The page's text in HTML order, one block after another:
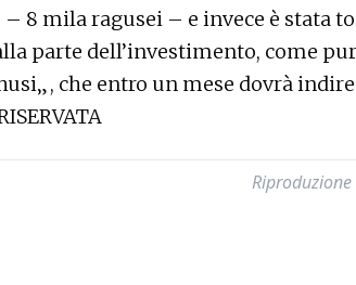
8 mila ragusei – e invece è stata
parte dell’investimento, come
che entro un mese dovrà